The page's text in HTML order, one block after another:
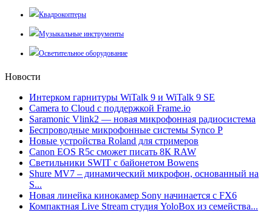
Квадрокоптеры
Музыкальные инструменты
Осветительное оборудование
Новости
Интерком гарнитуры WiTalk 9 и WiTalk 9 SE
Camera to Cloud с поддержкой Frame.io
Saramonic Vlink2 — новая микрофонная радиосистема
Беспроводные микрофонные системы Synco P
Новые устройства Roland для стримеров
Canon EOS R5c сможет писать 8К RAW
Светильники SWIT с байонетом Bowens
Shure MV7 – динамический микрофон, основанный на
S...
Новая линейка кинокамер Sony начинается с FX6
Компактная Live Stream студия YoloBox из семейства...